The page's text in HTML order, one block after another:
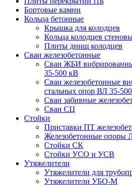
Бортовые камни
Кольца бетонные
Крышка для колодцев
Кольца колодцев
Плиты днищ колодцев
Сваи железобетонные
Сваи ЖБИ
35-500 кВ
Сваи железобетонные
стальных опор ВЛ 35-
Сваи забивные
Сваи СЦ
Стойки
Приставки ПТ
Железобетонные опоры
Стойки СК
Стойки УСО и УСВ
Утяжелители
Утяжелители для
Утяжелители УБО-М